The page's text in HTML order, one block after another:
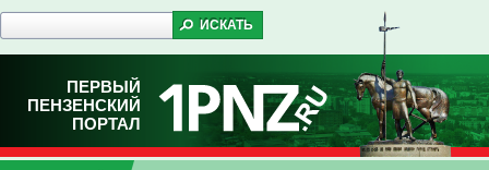
ПЕРВЫЙ
ПЕНЗЕНСКИЙ
ПОРТАЛ